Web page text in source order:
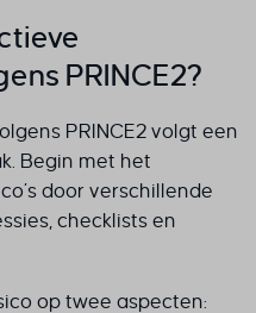
PRINCE2?
PRINCE2 volgt een
Begin met het
door verschillende
checklists en
op twee aspecten: